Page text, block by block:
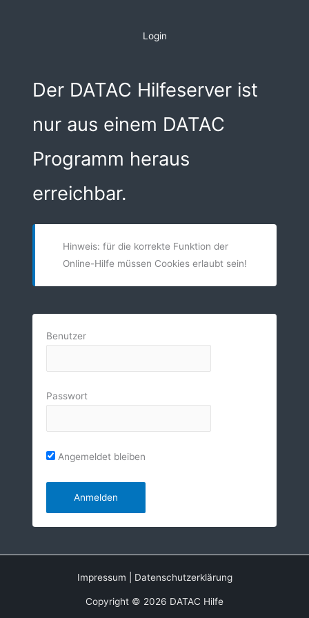
Login
Der DATAC Hilfeserver ist
nur aus einem DATAC
Programm heraus
erreichbar.
Hinweis: für die korrekte Funktion der
Online-Hilfe müssen Cookies erlaubt sein!
Benutzer
Passwort
Angemeldet bleiben
Impressum Datenschutzerklärung
Copyright © 2026 DATAC Hilfe